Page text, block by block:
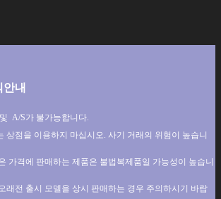
내
A/S가 불가능합니다.
상점을 이용하지 마십시오. 사기 거래의 위험이 높습니
가격에 판매하는 제품은 불법복제품일 가능성이 높습니
래전 출시 모델을 상시 판매하는 경우 주의하시기 바랍